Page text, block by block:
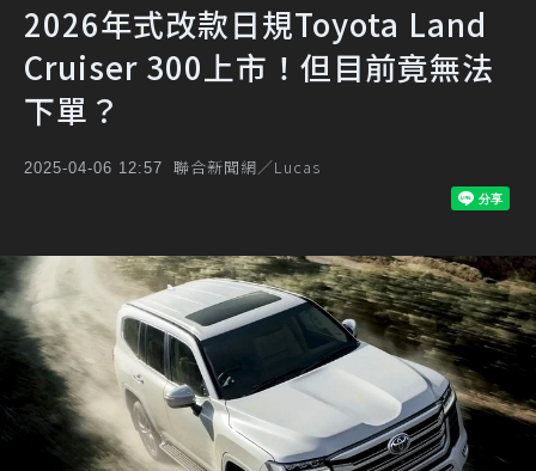
2026年式改款日規Toyota Land
Cruiser 300上市！但目前竟無法
下單？
2025-04-06 12:57 聯合新聞網／Lucas